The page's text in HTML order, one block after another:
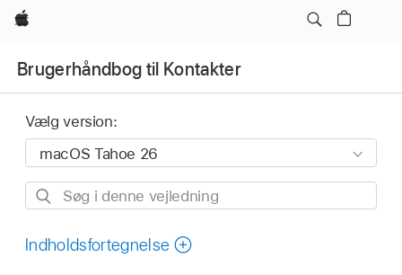
Apple
Brugerhåndbog til Kontakter
Vælg version:
Søg
denne
Indholdsfortegnelse